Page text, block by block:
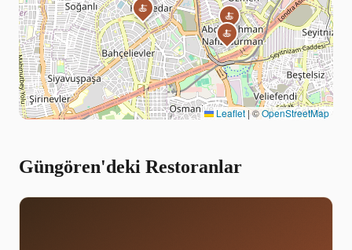
🍝
🍝
🍝
Leaflet|©OpenStreetMap
Güngören'deki Restoranlar